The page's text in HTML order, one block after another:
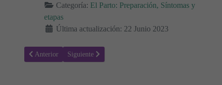
Categoría: El Parto: Preparación, Síntomas y
etapas
Última actualización: 22 Junio 2023
Artículo anterior: 6 cuestiones que debes saber sobre la epidural
Anterior Artículo siguiente: Soñar con el parto ¿Por qué
Siguiente